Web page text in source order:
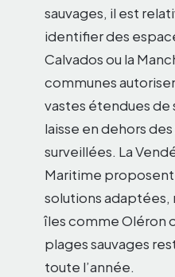
sauvages, il est
identifier des
Calvados ou la
communes
vastes étendues de
laisse en dehors
surveillées. La
Maritime
solutions adaptées,
îles comme Oléron
plages sauvages
toute l’année.